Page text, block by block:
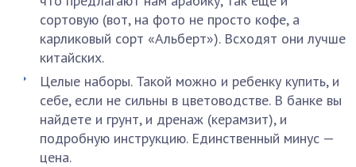
сортовую (вот, на фото не просто кофе, а
карликовый сорт «Альберт»). Всходят они лучше
китайских.
Целые наборы. Такой можно и ребенку купить, и
себе, если не сильны в цветоводстве. В банке вы
найдете и грунт, и дренаж (керамзит), и
подробную инструкцию. Единственный минус —
цена.